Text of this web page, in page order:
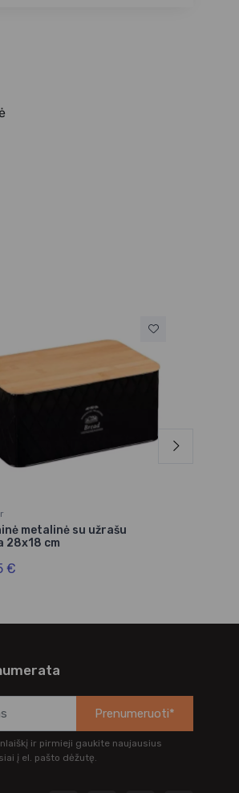
metalinė su užrašu
28x18 cm
€
Prenumeruoti*
ir pirmieji gaukite naujausius
į el. pašto dėžutę.